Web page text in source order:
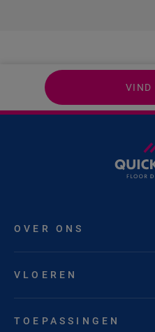
VIND
OVER ONS
VLOEREN
TOEPASSINGEN